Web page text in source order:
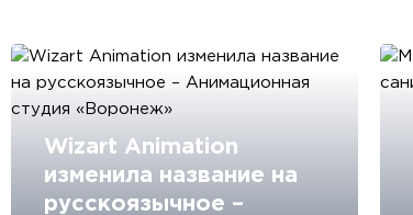
Wizart Animation
изменила название на
русскоязычное –